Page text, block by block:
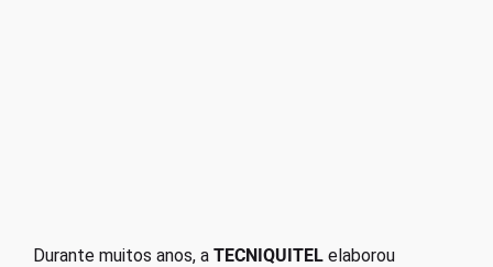
Durante muitos anos, aTECNIQUITEL elaborou